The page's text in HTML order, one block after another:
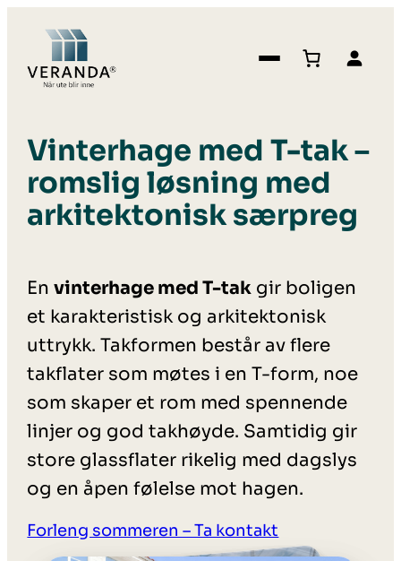
Vinterhage med T-tak –
romslig løsning med
arkitektonisk særpreg
Envinterhage med T-tak gir boligen
et karakteristisk og arkitektonisk
uttrykk. Takformen består av flere
takflater som møtes i en T-form, noe
som skaper et rom med spennende
linjer og god takhøyde. Samtidig gir
store glassflater rikelig med dagslys
og en åpen følelse mot hagen.
Forleng sommeren – Ta kontakt